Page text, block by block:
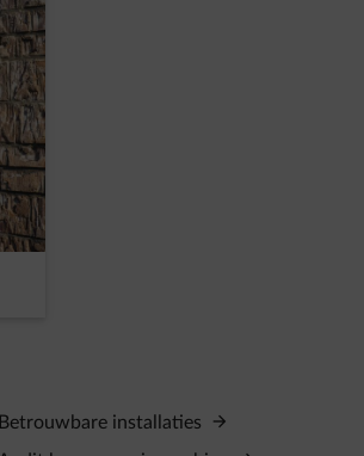
Betrouwbare installaties